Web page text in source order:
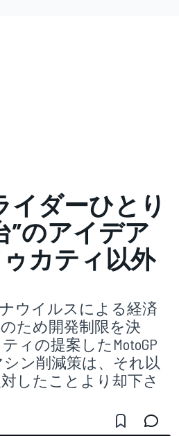
イダーひとり
”のアイデア
カティ以外
ナウイルスによる経済
ため開発制限を決
ィの提案したMotoGP
ン削減策は、それ以
したことより却下さ